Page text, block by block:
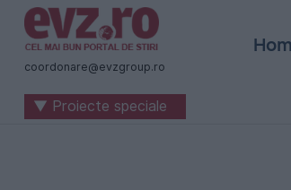
Știri
naționale
internaționale
coordonare@evzgroup.ro
▼ Proiecte speciale